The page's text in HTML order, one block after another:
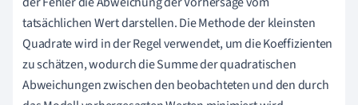
tatsächlichen Wert darstellen. Die Methode der kleinsten
Quadrate wird in der Regel verwendet, um die Koeffizienten
zu schätzen, wodurch die Summe der quadratischen
Abweichungen zwischen den beobachteten und den durch